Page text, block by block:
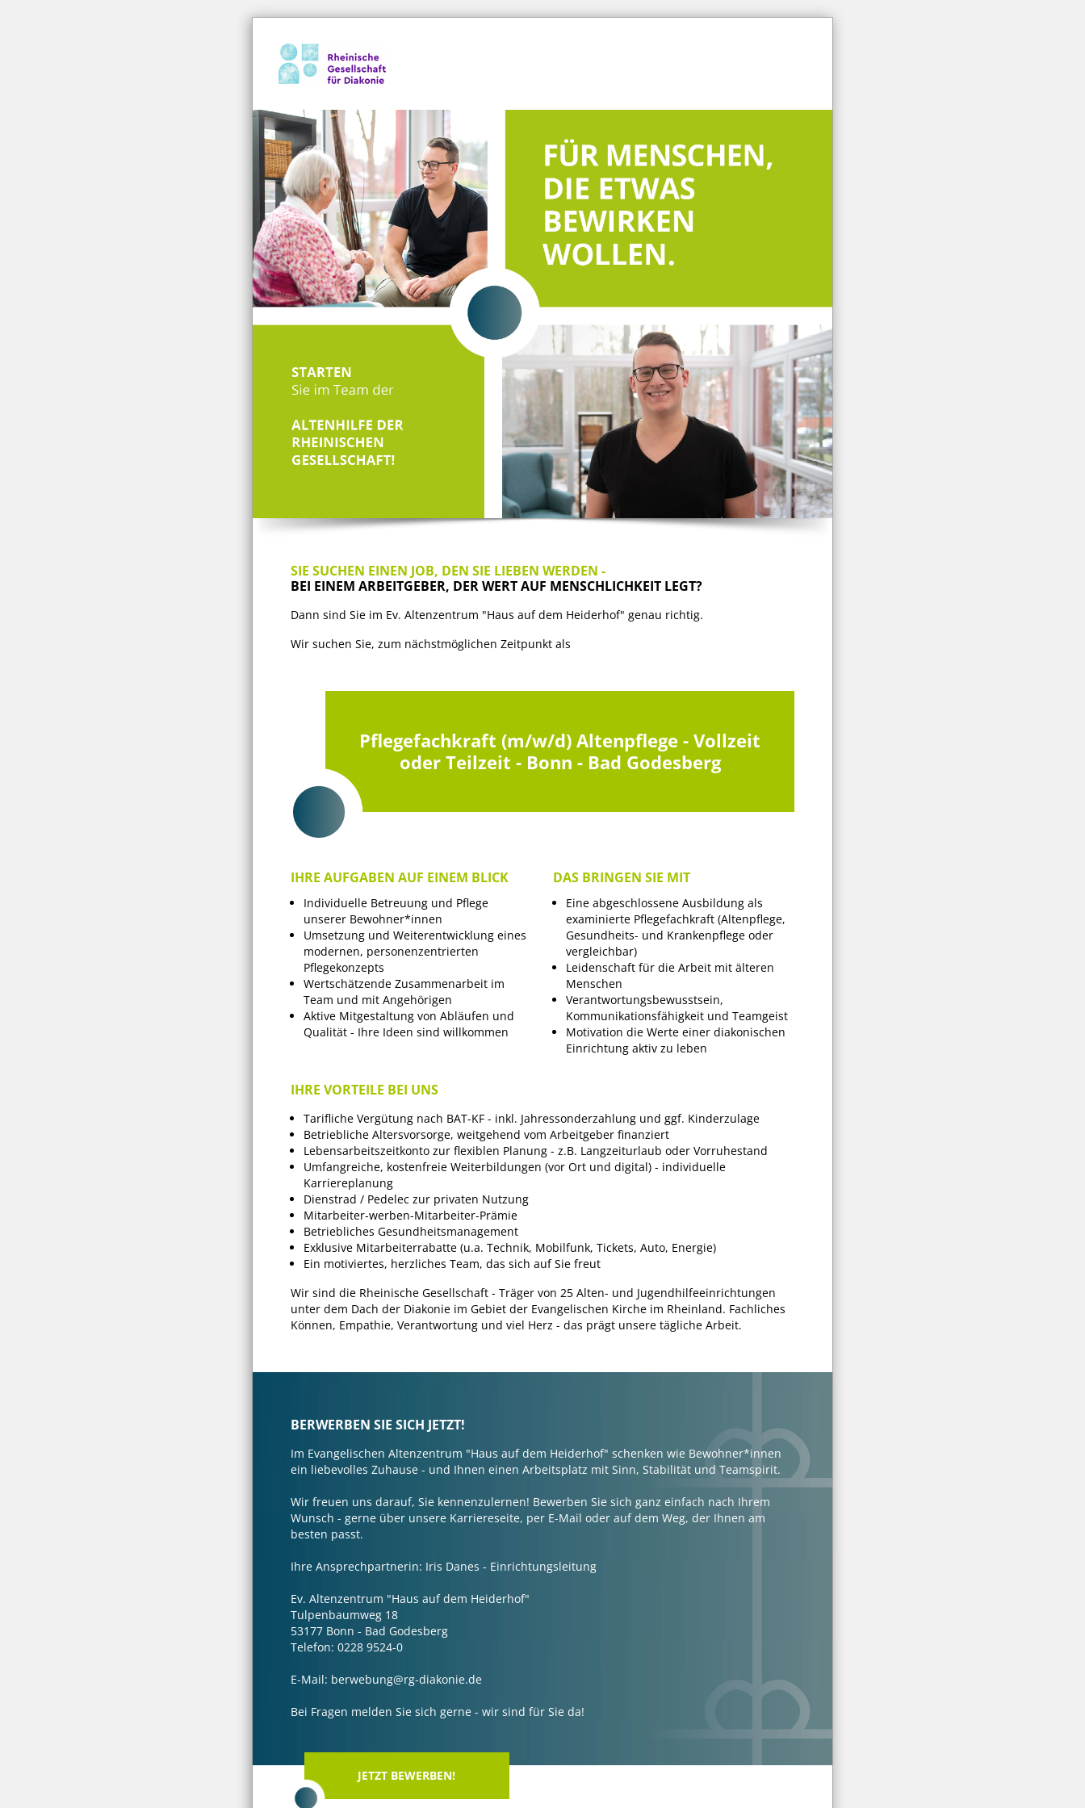
SIE SUCHEN EINEN JOB, DEN SIE LIEBEN WERDEN -
BEI EINEM ARBEITGEBER, DER WERT AUF MENSCHLICHKEIT LEGT?
Dann sind Sie im Ev. Altenzentrum "Haus auf dem Heiderhof" genau richtig.
Wir suchen Sie, zum nächstmöglichen Zeitpunkt als
Pflegefachkraft (m/w/d) Altenpflege - Vollzeit
oder Teilzeit - Bonn - Bad Godesberg
IHRE AUFGABEN AUF EINEM BLICK
Individuelle Betreuung und Pflege
unserer Bewohner*innen
Umsetzung und Weiterentwicklung eines
modernen, personenzentrierten
Pflegekonzepts
Wertschätzende Zusammenarbeit im
Team und mit Angehörigen
Aktive Mitgestaltung von Abläufen und
Qualität - Ihre Ideen sind willkommen
DAS BRINGEN SIE MIT
Eine abgeschlossene Ausbildung als
examinierte Pflegefachkraft (Altenpflege,
Gesundheits- und Krankenpflege oder
vergleichbar)
Leidenschaft für die Arbeit mit älteren
Menschen
Verantwortungsbewusstsein,
Kommunikationsfähigkeit und Teamgeist
Motivation die Werte einer diakonischen
Einrichtung aktiv zu leben
IHRE VORTEILE BEI UNS
Tarifliche Vergütung nach BAT-KF - inkl. Jahressonderzahlung und ggf. Kinderzulage
Betriebliche Altersvorsorge, weitgehend vom Arbeitgeber finanziert
Lebensarbeitszeitkonto zur flexiblen Planung - z.B. Langzeiturlaub oder Vorruhestand
Umfangreiche, kostenfreie Weiterbildungen (vor Ort und digital) - individuelle
Karriereplanung
Dienstrad / Pedelec zur privaten Nutzung
Mitarbeiter-werben-Mitarbeiter-Prämie
Betriebliches Gesundheitsmanagement
Exklusive Mitarbeiterrabatte (u.a. Technik, Mobilfunk, Tickets, Auto, Energie)
Ein motiviertes, herzliches Team, das sich auf Sie freut
Wir sind die Rheinische Gesellschaft - Träger von 25 Alten- und Jugendhilfeeinrichtungen
unter dem Dach der Diakonie im Gebiet der Evangelischen Kirche im Rheinland. Fachliches
Können, Empathie, Verantwortung und viel Herz - das prägt unsere tägliche Arbeit.
BERWERBEN SIE SICH JETZT!
Im Evangelischen Altenzentrum "Haus auf dem Heiderhof" schenken wie Bewohner*innen
ein liebevolles Zuhause - und Ihnen einen Arbeitsplatz mit Sinn, Stabilität und Teamspirit.
Wir freuen uns darauf, Sie kennenzulernen! Bewerben Sie sich ganz einfach nach Ihrem
Wunsch - gerne über unsere Karriereseite, per E-Mail oder auf dem Weg, der Ihnen am
besten passt.
Ihre Ansprechpartnerin: Iris Danes - Einrichtungsleitung
Ev. Altenzentrum "Haus auf dem Heiderhof"
Tulpenbaumweg 18
53177 Bonn - Bad Godesberg
Telefon: 0228 9524-0
E-Mail: berwebung@rg-diakonie.de
Bei Fragen melden Sie sich gerne - wir sind für Sie da!
JETZT BEWERBEN!